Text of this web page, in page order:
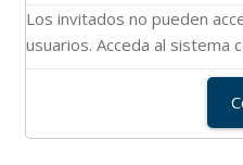
Los invitados no pueden
usuarios. Acceda al sistema